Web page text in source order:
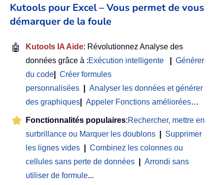
Kutools pour Excel – Vous permet de vous
démarquer de la foule
🤖 Kutools IA Aide: Révolutionnez Analyse des
données grâce à :Exécution intelligente
Générer
du code
Créer formules
personnalisées
Analyser les données et générer
des graphiques
Appeler Fonctions améliorées…
Fonctionnalités populaires:Rechercher, mettre en
surbrillance ou Marquer les doublons
Supprimer
les lignes vides
Combinez les colonnes ou
cellules sans perte de données
Arrondi sans
utiliser de formule...